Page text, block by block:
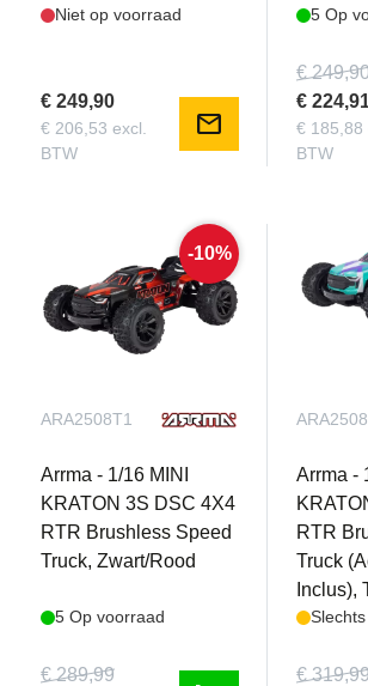
Niet op voorraad
€ 249,90
€ 206,53 excl.
BTW
mail
5 Op
€
€
€ 185,88
BTW
-10%
ARA2508T1
Arrma - 1/16 MINI
KRATON 3S DSC 4X4
RTR Brushless Speed
Truck, Zwart/Rood
5 Op voorraad
€ 289,99
Arrma -
RTR
Truck
Inclus),
€